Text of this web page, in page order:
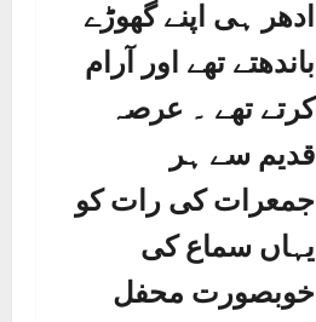
ادھر ہی اپنے گھوڑے
باندھتے تھے اور آرام
کرتے تھے ۔ عرصہ
قدیم سے ہر
جمعرات کی رات کو
یہاں سماع کی
خوبصورت محفل